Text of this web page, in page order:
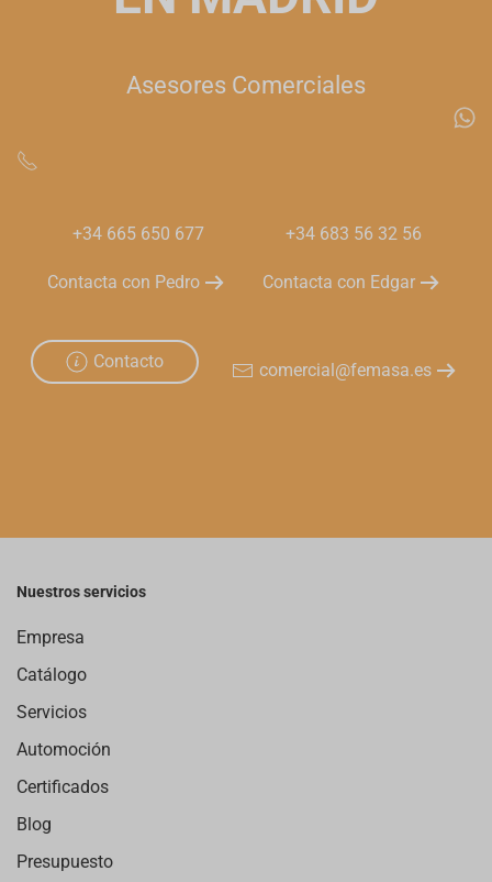
Asesores Comerciales
+34 665 650 677
Contacta con Pedro
+34 683 56 32 56
Contacta con Edgar
Contacto comercial@femasa.es
Nuestros servicios
Empresa
Catálogo
Servicios
Automoción
Certificados
Blog
Presupuesto